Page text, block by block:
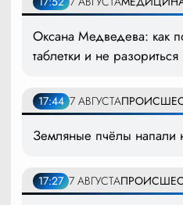
Оксана Медведева: как
таблетки и не
17:44 7 АВГУСТА
Земляные пчёлы напали
17:27 7 АВГУСТА